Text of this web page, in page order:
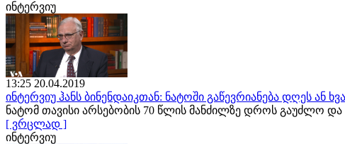
ინტერვიუ
13:25 20.04.2019
ინტერვიუ ჰანს ბინენდაიკთან: ნატოში გაწევრიანება დღეს
ნატომ თავისი არსებობის 70 წლის მანძილზე დროს გაუძლო
[ ვრცლად ]
ინტერვიუ